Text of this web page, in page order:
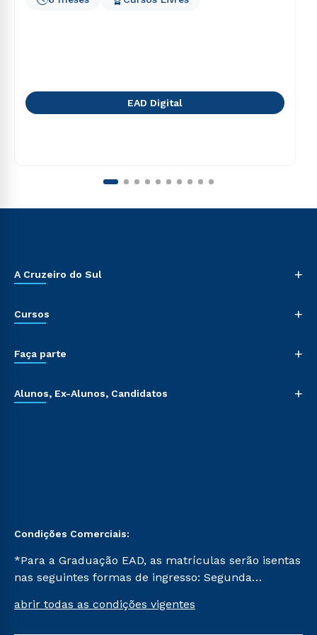
EAD Digital
A Cruzeiro do Sul +
Cursos +
Faça parte +
Alunos, Ex-Alunos, Candidatos +
Condições Comerciais:
*Para a Graduação EAD, as matrículas serão isentas
nas seguintes formas de ingresso: Segunda
Já para as demais, a taxa de matrícula será de R$
abrir todas as condições vigentes